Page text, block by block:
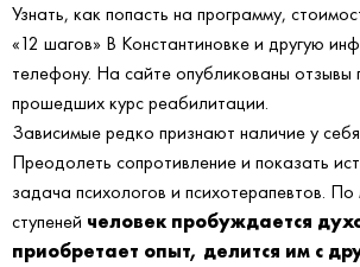
Узнать, как попасть на программу,
«12 шагов» В Константиновке и другую
телефону. На сайте опубликованы отзывы
прошедших курс реабилитации.
Зависимые редко признают наличие у
Преодолеть сопротивление и показать
задача психологов и психотерапевтов.
ступеней человек пробуждается
приобретает опыт, делится им с